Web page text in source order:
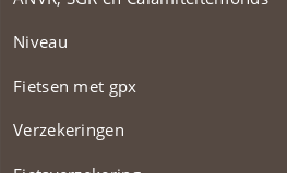
Niveau
Fietsen met gpx
Verzekeringen